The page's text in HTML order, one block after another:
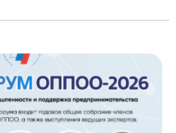
От каждой компании может
человек, а команды будут